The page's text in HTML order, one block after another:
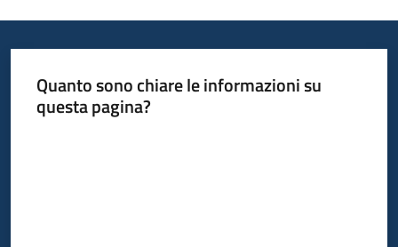
Quanto sono chiare le informazioni su
questa pagina?